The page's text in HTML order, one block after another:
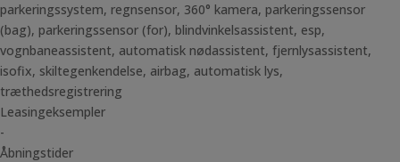
parkeringssystem, regnsensor, 360° kamera, parkeringssensor
(bag), parkeringssensor (for), blindvinkelsassistent, esp,
vognbaneassistent, automatisk nødassistent, fjernlysassistent,
isofix, skiltegenkendelse, airbag, automatisk lys,
træthedsregistrering
Leasingeksempler
-
Åbningstider